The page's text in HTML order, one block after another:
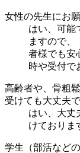
女性の先生にお
はい、可能
ますので、
者様でも安
時や受付で
高齢者や、骨粗
受けても大丈夫
はい、大丈
けておりま
学生（部活など